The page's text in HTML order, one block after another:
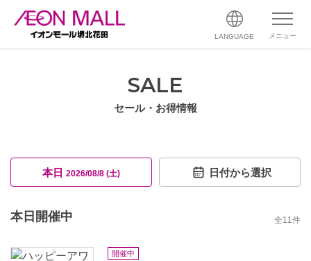
LANGUAGE メニュー
SALE
セール・お得情報
本日 2026/08/8 (土) 日付から選択
本日開催中 全11件
開催中